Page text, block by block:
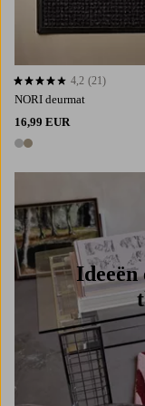
NORI deurmat
16,99 EUR
2 kleuren
4,2 op basis van 21
4,2 (21)